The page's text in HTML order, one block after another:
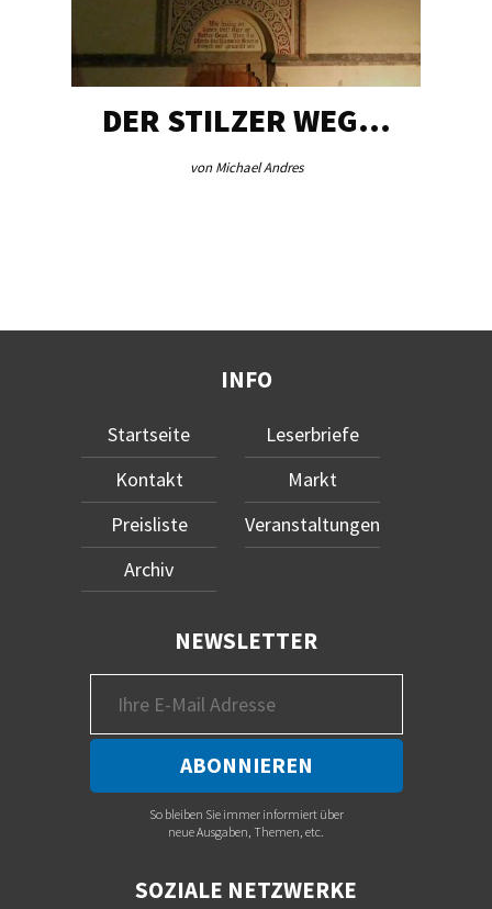
DER STILZER WEG…
von Michael Andres
INFO
Startseite
Kontakt
Preisliste
Archiv
Leserbriefe
Markt
Veranstaltungen
NEWSLETTER
So bleiben Sie immer informiert über
neue Ausgaben, Themen, etc.
SOZIALE NETZWERKE